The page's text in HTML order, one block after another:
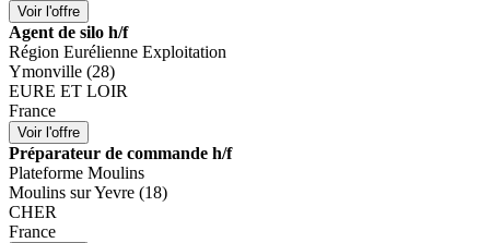
Agent de silo h/f
Région Eurélienne Exploitation
Ymonville (28)
EURE ET LOIR
France
Préparateur de commande h/f
Plateforme Moulins
Moulins sur Yevre (18)
CHER
France